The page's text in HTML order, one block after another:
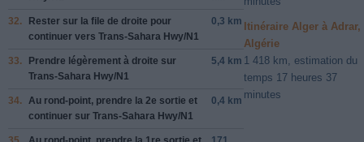
32. Rester sur la file de droite pour
continuer vers Trans-Sahara Hwy/N1
0,3 km
33. Prendre légèrement à droite sur
Trans-Sahara Hwy/N1
5,4 km
34. Au rond-point, prendre la 2e sortie et
continuer sur Trans-Sahara Hwy/N1
0,4 km
Itinéraire Alger à Adrar,
Algérie
1 418 km, estimation du
temps 17 heures 37
minutes